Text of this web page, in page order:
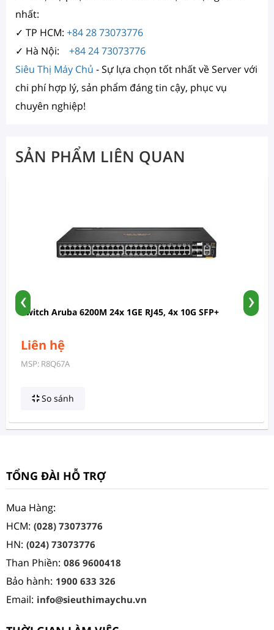
nhất:
✓ TP HCM: +84 28 73073776
✓ Hà Nội: +84 24 73073776
Siêu Thị Máy Chủ - Sự lựa chọn tốt nhất về Server với
chi phí hợp lý, sản phẩm đáng tin cậy, phục vụ
chuyên nghiệp!
SẢN PHẨM LIÊN QUAN
Switch Aruba 6200M 24x 1GE RJ45, 4x 10G SFP+
Liên hệ
MSP: R8Q67A
So sánh
‹ ›
TỔNG ĐÀI HỖ TRỢ
Mua Hàng:
HCM: (028) 73073776
HN: (024) 73073776
Than Phiền: 086 9600418
Bảo hành: 1900 633 326
Email: info@sieuthimaychu.vn